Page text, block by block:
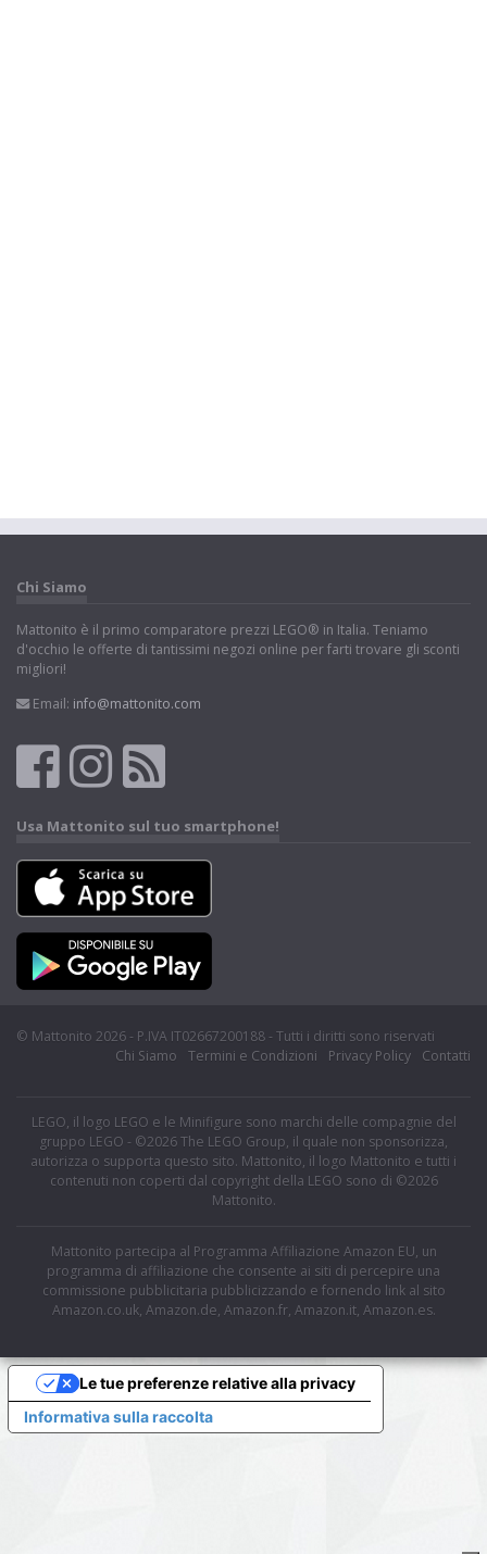
Chi Siamo
Mattonito è il primo comparatore prezzi LEGO® in Italia. Teniamo
d'occhio le offerte di tantissimi negozi online per farti trovare gli sconti
migliori!
Email: info@mattonito.com
Usa Mattonito sul tuo smartphone!
© Mattonito 2026 - P.IVA IT02667200188 - Tutti i diritti sono riservati
Chi Siamo
Termini e Condizioni Privacy Policy Contatti
LEGO, il logo LEGO e le Minifigure sono marchi delle compagnie del
gruppo LEGO - ©2026 The LEGO Group, il quale non sponsorizza,
autorizza o supporta questo sito. Mattonito, il logo Mattonito e tutti i
contenuti non coperti dal copyright della LEGO sono di ©2026
Mattonito.
Mattonito partecipa al Programma Affiliazione Amazon EU, un
programma di affiliazione che consente ai siti di percepire una
commissione pubblicitaria pubblicizzando e fornendo link al sito
Amazon.co.uk, Amazon.de, Amazon.fr, Amazon.it, Amazon.es.
Informativa sulla raccolta
Le tue preferenze relative alla privacy